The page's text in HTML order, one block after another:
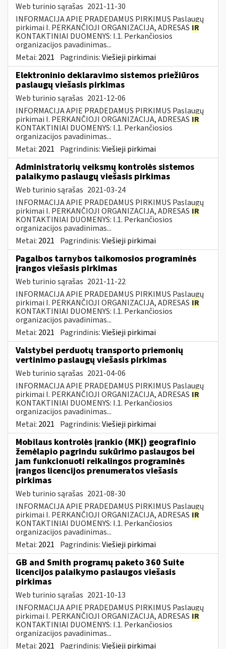
Web turinio sąrašas 2021-11-30
INFORMACIJA APIE PRADEDAMUS PIRKIMUS Paslaugų
pirkimai I. PERKANČIOJI ORGANIZACIJA, ADRESAS IR
KONTAKTINIAI DUOMENYS: I.1. Perkančiosios
organizacijos pavadinimas...
Metai: 2021 Pagrindinis:Viešieji pirkimai
Elektroninio deklaravimo sistemos priežiūros
paslaugų viešasis pirkimas
Web turinio sąrašas 2021-12-06
INFORMACIJA APIE PRADEDAMUS PIRKIMUS Paslaugų
pirkimai I. PERKANČIOJI ORGANIZACIJA, ADRESAS IR
KONTAKTINIAI DUOMENYS: I.1. Perkančiosios
organizacijos pavadinimas...
Metai: 2021 Pagrindinis:Viešieji pirkimai
Administratorių veiksmų kontrolės sistemos
palaikymo paslaugų viešasis pirkimas
Web turinio sąrašas 2021-03-24
INFORMACIJA APIE PRADEDAMUS PIRKIMUS Paslaugų
pirkimai I. PERKANČIOJI ORGANIZACIJA, ADRESAS IR
KONTAKTINIAI DUOMENYS: I.1. Perkančiosios
organizacijos pavadinimas...
Metai: 2021 Pagrindinis:Viešieji pirkimai
Pagalbos tarnybos taikomosios programinės
įrangos viešasis pirkimas
Web turinio sąrašas 2021-11-22
INFORMACIJA APIE PRADEDAMUS PIRKIMUS Paslaugų
pirkimai I. PERKANČIOJI ORGANIZACIJA, ADRESAS IR
KONTAKTINIAI DUOMENYS: I.1. Perkančiosios
organizacijos pavadinimas...
Metai: 2021 Pagrindinis:Viešieji pirkimai
Valstybei perduotų transporto priemonių
vertinimo paslaugų viešasis pirkimas
Web turinio sąrašas 2021-04-06
INFORMACIJA APIE PRADEDAMUS PIRKIMUS Paslaugų
pirkimai I. PERKANČIOJI ORGANIZACIJA, ADRESAS IR
KONTAKTINIAI DUOMENYS: I.1. Perkančiosios
organizacijos pavadinimas...
Metai: 2021 Pagrindinis:Viešieji pirkimai
Mobilaus kontrolės įrankio (MKĮ) geografinio
žemėlapio pagrindu sukūrimo paslaugos bei
jam funkcionuoti reikalingos programinės
įrangos licencijos prenumeratos viešasis
pirkimas
Web turinio sąrašas 2021-08-30
INFORMACIJA APIE PRADEDAMUS PIRKIMUS Paslaugų
pirkimai I. PERKANČIOJI ORGANIZACIJA, ADRESAS IR
KONTAKTINIAI DUOMENYS: I.1. Perkančiosios
organizacijos pavadinimas...
Metai: 2021 Pagrindinis:Viešieji pirkimai
GB and Smith programų paketo 360 Suite
licencijos palaikymo paslaugos viešasis
pirkimas
Web turinio sąrašas 2021-10-13
INFORMACIJA APIE PRADEDAMUS PIRKIMUS Paslaugų
pirkimai I. PERKANČIOJI ORGANIZACIJA, ADRESAS IR
KONTAKTINIAI DUOMENYS: I.1. Perkančiosios
organizacijos pavadinimas...
Metai: 2021 Pagrindinis:Viešieji pirkimai